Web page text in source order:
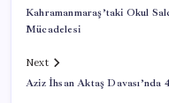
Kahramanmaraş’taki Okul
Mücadelesi
Next
Aziz İhsan Aktaş Davası’nda